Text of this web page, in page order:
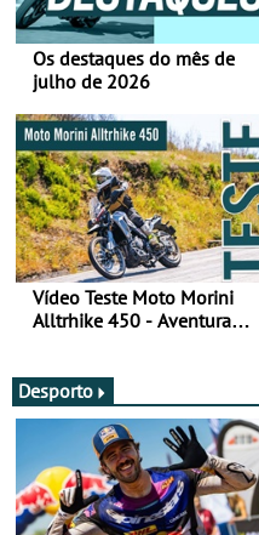
Os destaques do mês de
julho de 2026
Vídeo Teste Moto Morini
Alltrhike 450 - Aventura
Desporto